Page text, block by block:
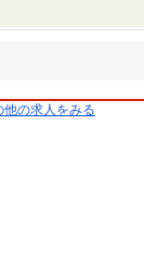
の求人をみる